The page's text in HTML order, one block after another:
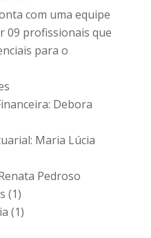
com uma equipe
09 profissionais que
para o
Debora
Maria Lúcia
Pedroso
(1)
(1)